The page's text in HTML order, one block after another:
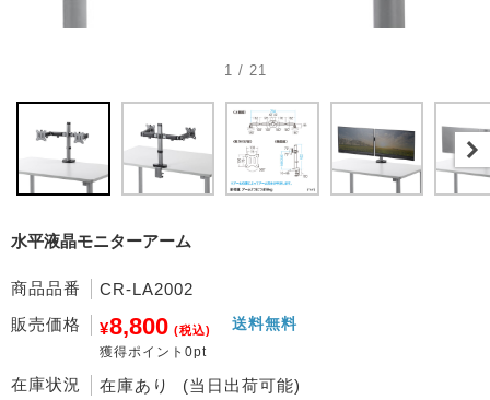
1 / 21
水平液晶モニターアーム
商品品番
CR-LA2002
販売価格
¥8,800 (税込)
獲得ポイント0pt
送料無料
在庫状況 在庫あり (当日出荷可能)